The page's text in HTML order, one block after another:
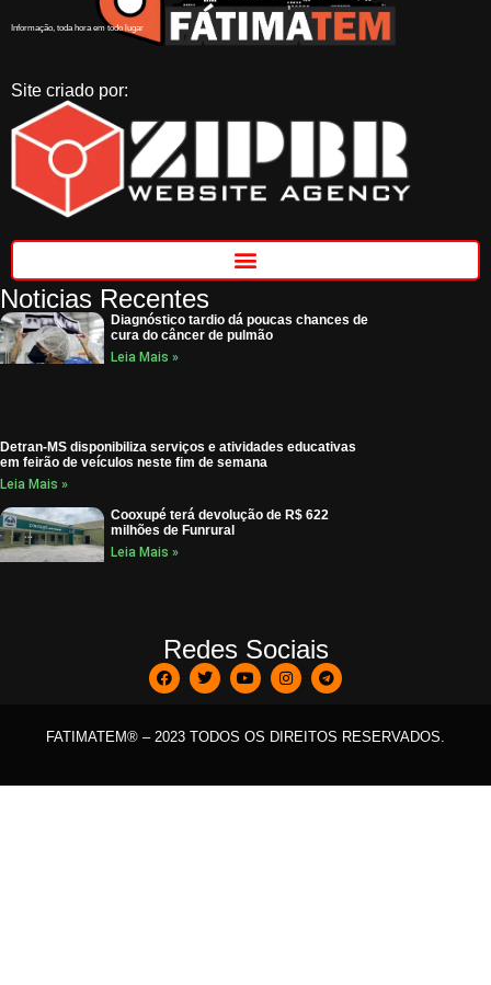
Informação, toda hora em todo lugar
Site criado por:
Noticias Recentes
Diagnóstico tardio dá poucas chances de
cura do câncer de pulmão
Leia Mais »
Detran-MS disponibiliza serviços e atividades educativas
em feirão de veículos neste fim de semana
Leia Mais »
Cooxupé terá devolução de R$ 622
milhões de Funrural
Leia Mais »
Redes Sociais
FATIMATEM® – 2023 TODOS OS DIREITOS RESERVADOS.